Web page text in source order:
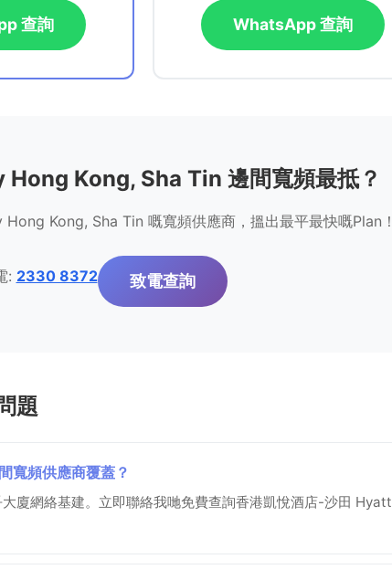
查詢 WhatsApp 查詢
Kong, Sha Tin 邊間寬頻最抵？
Kong, Sha Tin 嘅寬頻供應商，搵出最平最快嘅Plan！
: 2330 8372 致電查詢
題
寬頻供應商覆蓋？
廈網絡基建。立即聯絡我哋免費查詢香港凱悅酒店-沙田 Hyatt